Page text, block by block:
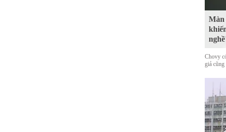
Màn
Chovy
giả cũng